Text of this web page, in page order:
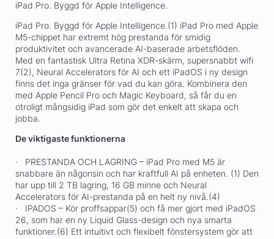
iPad Pro. Byggd för Apple Intelligence.
iPad Pro. Byggd för Apple Intelligence.(1) iPad Pro med Apple
M5-chippet har extremt hög prestanda för smidig
produktivitet och avancerade AI-baserade arbetsflöden.
Med en fantastisk Ultra Retina XDR-skärm, supersnabbt wifi
7(2), Neural Accelerators för AI och ett iPadOS i ny design
finns det inga gränser för vad du kan göra. Kombinera den
med Apple Pencil Pro och Magic Keyboard, så får du en
otroligt mångsidig iPad som gör det enkelt att skapa och
jobba.
De viktigaste funktionerna
· PRESTANDA OCH LAGRING – iPad Pro med M5 är
snabbare än någonsin och har kraftfull AI på enheten. (1) Den
har upp till 2 TB lagring, 16 GB minne och Neural
Accelerators för AI-prestanda på en helt ny nivå.(4)
· IPADOS – Kör proffsappar(5) och få mer gjort med iPadOS
26, som har en ny Liquid Glass-design och nya smarta
funktioner.(6) Ett intuitivt och flexibelt fönstersystem gör att